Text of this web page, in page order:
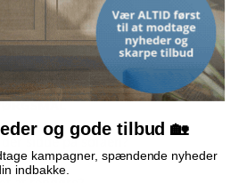
sidde på sofaen?
og gode tilbud 🏡
kampagner, spændende nyheder
indbakke.